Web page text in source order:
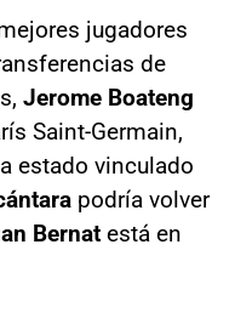
jugadores
de
Jerome Boateng
Saint-Germain,
estado vinculado
podría volver
Bernat está en